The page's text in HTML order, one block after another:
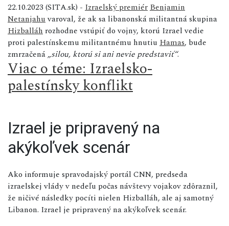
22.10.2023 (SITA.sk) - Izraelský premiér Benjamin
Netanjahuvaroval, že ak sa libanonská militantná skupina
Hizballáh rozhodne vstúpiť do vojny, ktorú Izrael vedie
proti palestínskemu militantnému hnutiu Hamas, bude
zmrzačená „silou, ktorú si ani nevie predstaviť“.
Viac o téme: Izraelsko-
palestínsky konflikt
Izrael je pripravený na
akýkoľvek scenár
Ako informuje spravodajský portál CNN, predseda
izraelskej vlády v nedeľu počas návštevy vojakov zdôraznil,
že ničivé následky pocíti nielen Hizballáh, ale aj samotný
Libanon. Izrael je pripravený na akýkoľvek scenár.